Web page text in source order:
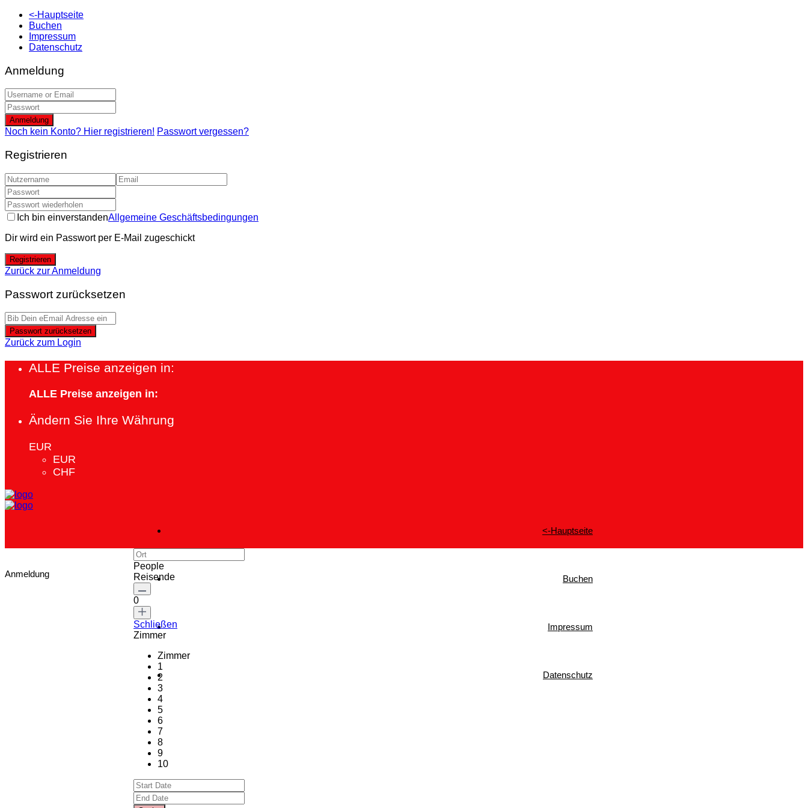
<-Hauptseite
Buchen
Impressum
Datenschutz
Anmeldung
Anmeldung
Noch kein Konto? Hier registrieren! Passwort vergessen?
Registrieren
Ich bin einverstandenAllgemeine Geschäftsbedingungen
Dir wird ein Passwort per E-Mail zugeschickt
Registrieren
Zurück zur Anmeldung
Passwort zurücksetzen
Passwort zurücksetzen
Zurück zum Login
ALLE Preise anzeigen in:
ALLE Preise anzeigen in:
Ändern Sie Ihre Währung
EUR
EUR
CHF
<-Hauptseite
Buchen
Impressum
Datenschutz
Anmeldung
People
Reisende
0
Schließen
Zimmer
Zimmer
1
2
3
4
5
6
7
8
9
10